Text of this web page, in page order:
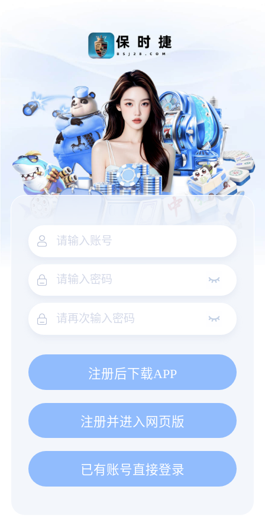
注册后下载APP
注册并进入网页版
已有账号直接登录